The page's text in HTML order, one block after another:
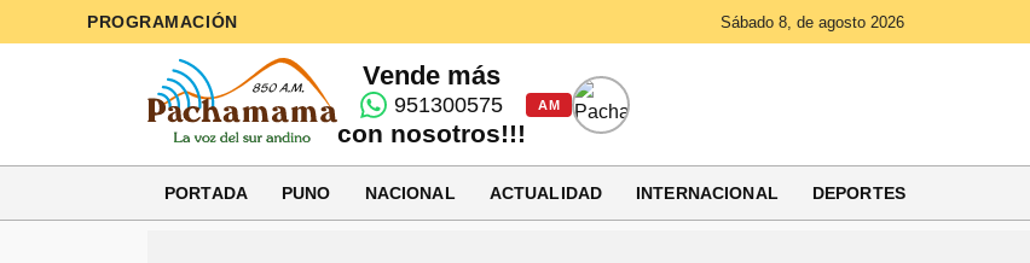
PROGRAMACIÓN Sábado 8, de agosto 2026
Vende más
951300575
con nosotros!!!
AM
PORTADA PUNO NACIONAL ACTUALIDAD INTERNACIONAL DEPORTES